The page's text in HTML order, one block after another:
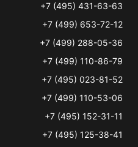
+7 (495) 431-63-63
+7 (499) 653-72-12
+7 (499) 288-05-36
+7 (499) 110-86-79
+7 (495) 023-81-52
+7 (499) 110-53-06
+7 (495) 152-31-11
+7 (495) 125-38-41